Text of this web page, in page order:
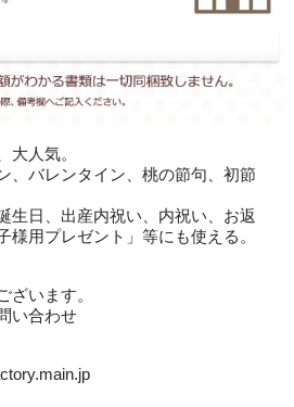
大人気。
、バレンタイン、桃の節句、初節
生日、出産内祝い、内祝い、お返
様用プレゼント」等にも使える。
ざいます。
い合わせ